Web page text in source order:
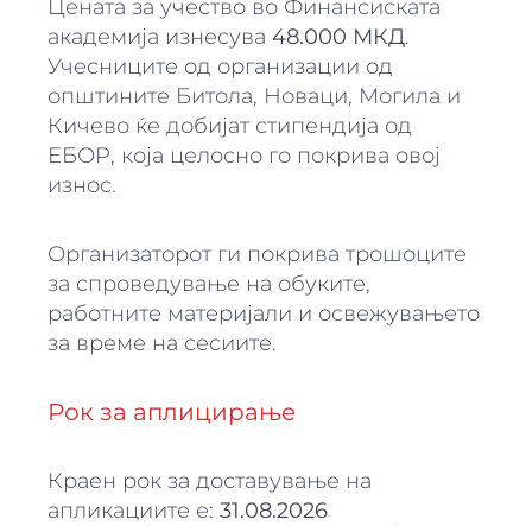
Цената за учество во Финансиската
академија изнесува48.000 МКД.
Учесниците од организации од
општините Битола, Новаци, Могила и
Кичево ќе добијат стипендија од
ЕБОР, која целосно го покрива овој
износ.
Организаторот ги покрива трошоците
за спроведување на обуките,
работните материјали и освежувањето
за време на сесиите.
Рок за аплицирање
Краен рок за доставување на
апликациите е:31.08.2026